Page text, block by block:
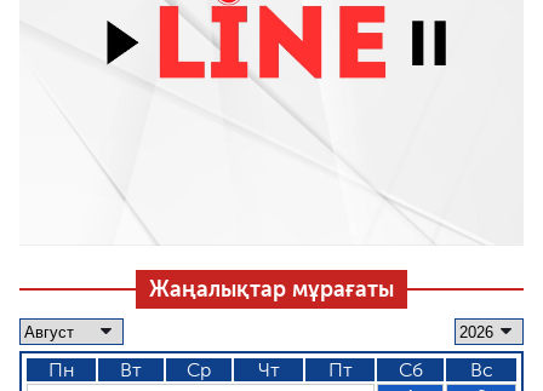
Жаңалықтар мұрағаты
Пн Вт Ср Чт Пт Сб
Вс